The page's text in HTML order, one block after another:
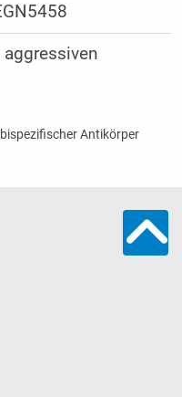
bispezifischer Antikörper